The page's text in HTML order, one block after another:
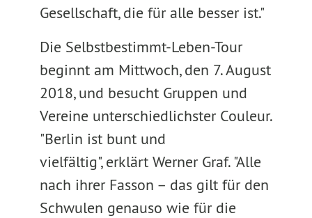
Gesellschaft, die für alle besser ist."
Die Selbstbestimmt-Leben-Tour
beginnt am Mittwoch, den 7. August
2018, und besucht Gruppen und
Vereine unterschiedlichster Couleur.
"Berlin ist bunt und
vielfältig", erklärt Werner Graf. "Alle
nach ihrer Fasson – das gilt für den
Schwulen genauso wie für die